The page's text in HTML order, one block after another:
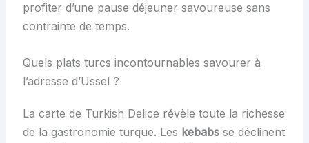
profiter d’une pause déjeuner savoureuse sans
contrainte de temps.
Quels plats turcs incontournables savourer à
l’adresse d’Ussel ?
La carte de Turkish Delice révèle toute la richesse
de la gastronomie turque. Les kebabsse déclinent